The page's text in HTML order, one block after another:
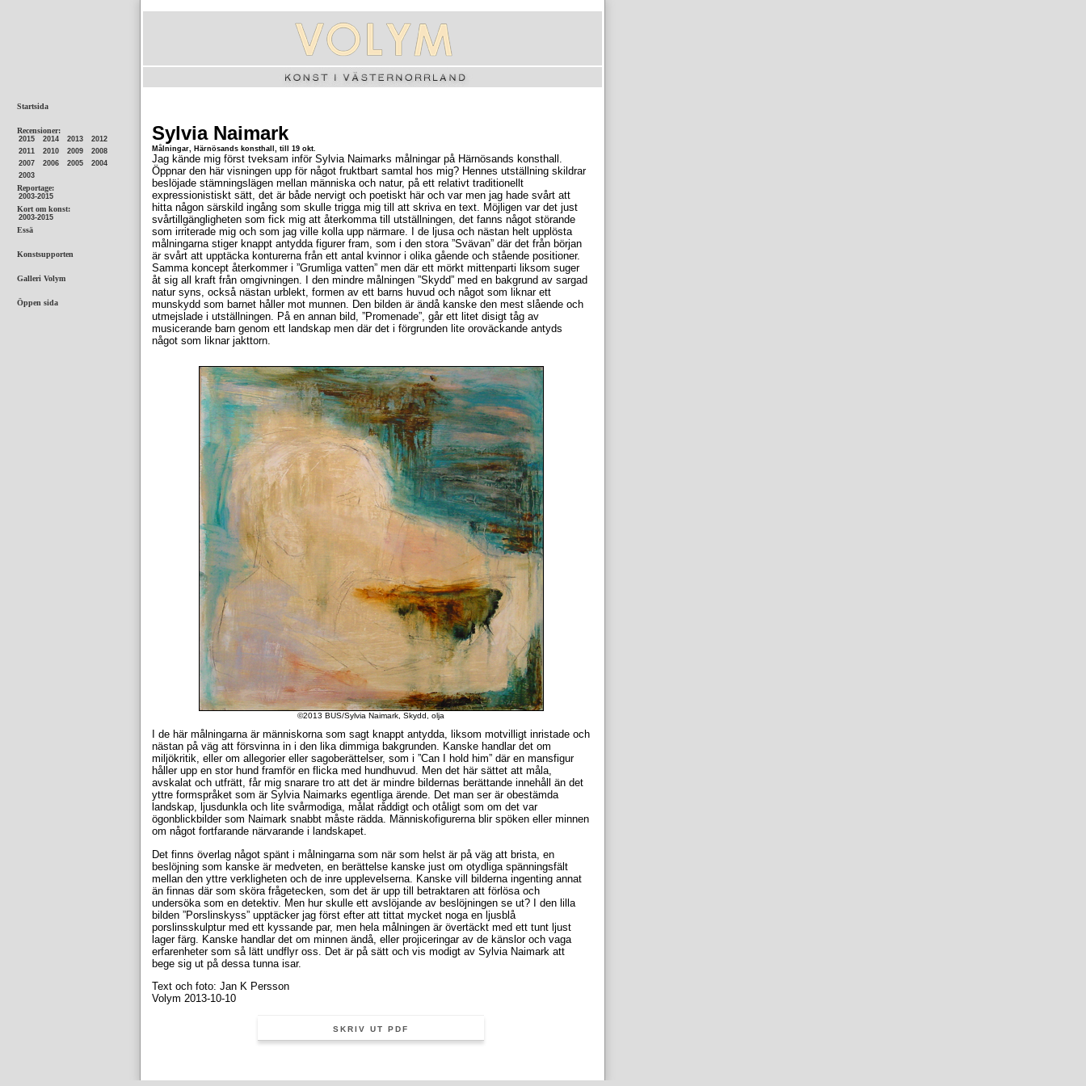
Sylvia Naimark
Målningar, Härnösands konsthall, till 19 okt.
Jag kände mig först tveksam inför Sylvia Naimarks målningar på Härnösands konsthall.
Öppnar den här visningen upp för något fruktbart samtal hos mig? Hennes utställning skildrar
beslöjade stämningslägen mellan människa och natur, på ett relativt traditionellt
expressionistiskt sätt, det är både nervigt och poetiskt här och var men jag hade svårt att
hitta någon särskild ingång som skulle trigga mig till att skriva en text. Möjligen var det just
svårtillgängligheten som fick mig att återkomma till utställningen, det fanns något störande
som irriterade mig och som jag ville kolla upp närmare. I de ljusa och nästan helt upplösta
målningarna stiger knappt antydda figurer fram, som i den stora ”Svävan” där det från början
är svårt att upptäcka konturerna från ett antal kvinnor i olika gående och stående positioner.
Samma koncept återkommer i ”Grumliga vatten” men där ett mörkt mittenparti liksom suger
åt sig all kraft från omgivningen. I den mindre målningen ”Skydd” med en bakgrund av sargad
natur syns, också nästan urblekt, formen av ett barns huvud och något som liknar ett
munskydd som barnet håller mot munnen. Den bilden är ändå kanske den mest slående och
utmejslade i utställningen. På en annan bild, ”Promenade”, går ett litet disigt tåg av
musicerande barn genom ett landskap men där det i förgrunden lite oroväckande antyds
något som liknar jakttorn.
©2013 BUS/Sylvia Naimark, Skydd, olja
I de här målningarna är människorna som sagt knappt antydda, liksom motvilligt inristade och
nästan på väg att försvinna in i den lika dimmiga bakgrunden. Kanske handlar det om
miljökritik, eller om allegorier eller sagoberättelser, som i ”Can I hold him” där en mansfigur
håller upp en stor hund framför en flicka med hundhuvud. Men det här sättet att måla,
avskalat och utfrätt, får mig snarare tro att det är mindre bildernas berättande innehåll än det
yttre formspråket som är Sylvia Naimarks egentliga ärende. Det man ser är obestämda
landskap, ljusdunkla och lite svårmodiga, målat råddigt och otåligt som om det var
ögonblickbilder som Naimark snabbt måste rädda. Människofigurerna blir spöken eller minnen
om något fortfarande närvarande i landskapet.
Det finns överlag något spänt i målningarna som när som helst är på väg att brista, en
beslöjning som kanske är medveten, en berättelse kanske just om otydliga spänningsfält
mellan den yttre verkligheten och de inre upplevelserna. Kanske vill bilderna ingenting annat
än finnas där som sköra frågetecken, som det är upp till betraktaren att förlösa och
undersöka som en detektiv. Men hur skulle ett avslöjande av beslöjningen se ut? I den lilla
bilden ”Porslinskyss” upptäcker jag först efter att tittat mycket noga en ljusblå
porslinsskulptur med ett kyssande par, men hela målningen är övertäckt med ett tunt ljust
lager färg. Kanske handlar det om minnen ändå, eller projiceringar av de känslor och vaga
erfarenheter som så lätt undflyr oss. Det är på sätt och vis modigt av Sylvia Naimark att
bege sig ut på dessa tunna isar.
Text och foto: Jan K Persson
Volym 2013-10-10
SKRIV UT PDF